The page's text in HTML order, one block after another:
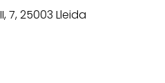
7, 25003 Lleida